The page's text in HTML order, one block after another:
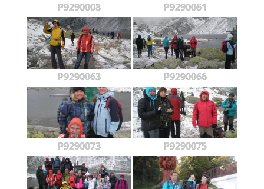
P9290008 P9290061
P9290063 P9290066
P9290073 P9290075